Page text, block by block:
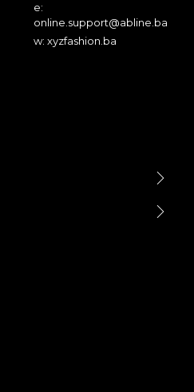
e:
online.support@abline.ba
w: xyzfashion.ba